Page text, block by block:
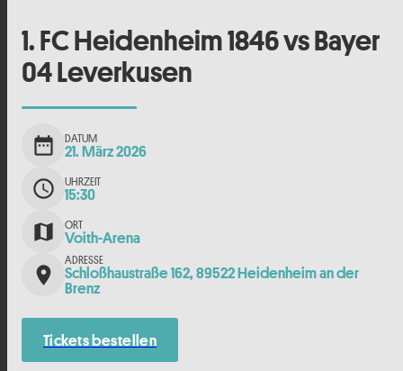
1. FC Heidenheim 1846 vs Bayer
04 Leverkusen
date_range DATUM
21. März 2026
schedule UHRZEIT
15:30
map ORT
Voith-Arena
place
ADRESSE
Schloßhaustraße 162, 89522 Heidenheim an der
Brenz
Tickets bestellen